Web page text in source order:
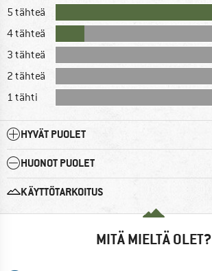
5 tähteä
4 tähteä
3 tähteä
2 tähteä
1 tähti
HYVÄT PUOLET
HUONOT PUOLET
KÄYTTÖTARKOITUS
MITÄ MIELTÄ OLET?